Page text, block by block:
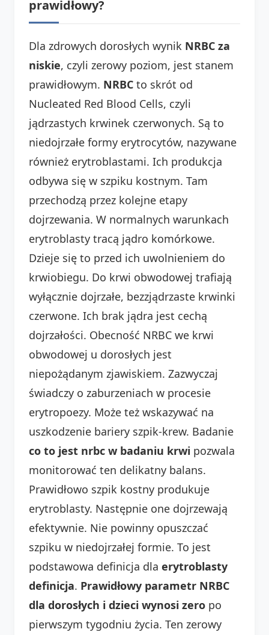
prawidłowy?
Dla zdrowych dorosłych wynik NRBC za
niskie, czyli zerowy poziom, jest stanem
prawidłowym. NRBC to skrót od
Nucleated Red Blood Cells, czyli
jądrzastych krwinek czerwonych. Są to
niedojrzałe formy erytrocytów, nazywane
również erytroblastami. Ich produkcja
odbywa się w szpiku kostnym. Tam
przechodzą przez kolejne etapy
dojrzewania. W normalnych warunkach
erytroblasty tracą jądro komórkowe.
Dzieje się to przed ich uwolnieniem do
krwiobiegu. Do krwi obwodowej trafiają
wyłącznie dojrzałe, bezzjądrzaste krwinki
czerwone. Ich brak jądra jest cechą
dojrzałości. Obecność NRBC we krwi
obwodowej u dorosłych jest
niepożądanym zjawiskiem. Zazwyczaj
świadczy o zaburzeniach w procesie
erytropoezy. Może też wskazywać na
uszkodzenie bariery szpik-krew. Badanie
co to jest nrbc w badaniu krwi pozwala
monitorować ten delikatny balans.
Prawidłowo szpik kostny produkuje
erytroblasty. Następnie one dojrzewają
efektywnie. Nie powinny opuszczać
szpiku w niedojrzałej formie. To jest
podstawowa definicja dla erytroblasty
definicja. Prawidłowy parametr NRBC
dla dorosłych i dzieci wynosi zero po
pierwszym tygodniu życia. Ten zerowy